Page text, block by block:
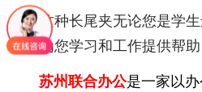
这种长尾夹无论您是学生
手，为您学习和工作提供帮
苏州联合办公是一家以